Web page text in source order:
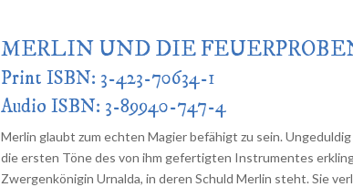
MERLIN UND DIE
Print ISBN: 3-423-70634-1
Audio ISBN: 3-89940-747-4
Merlin glaubt zum echten Magier befähigt zu sein.
die ersten Töne des von ihm gefertigten Instrumentes
Zwergenkönigin Urnalda, in deren Schuld Merlin steht. Sie